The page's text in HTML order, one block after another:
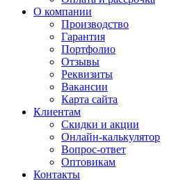
О компании
Производство
Гарантия
Портфолио
Отзывы
Реквизиты
Вакансии
Карта сайта
Клиентам
Скидки и акции
Онлайн-калькулятор
Вопрос-ответ
Оптовикам
Контакты